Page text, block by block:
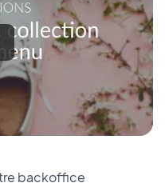
backoffice